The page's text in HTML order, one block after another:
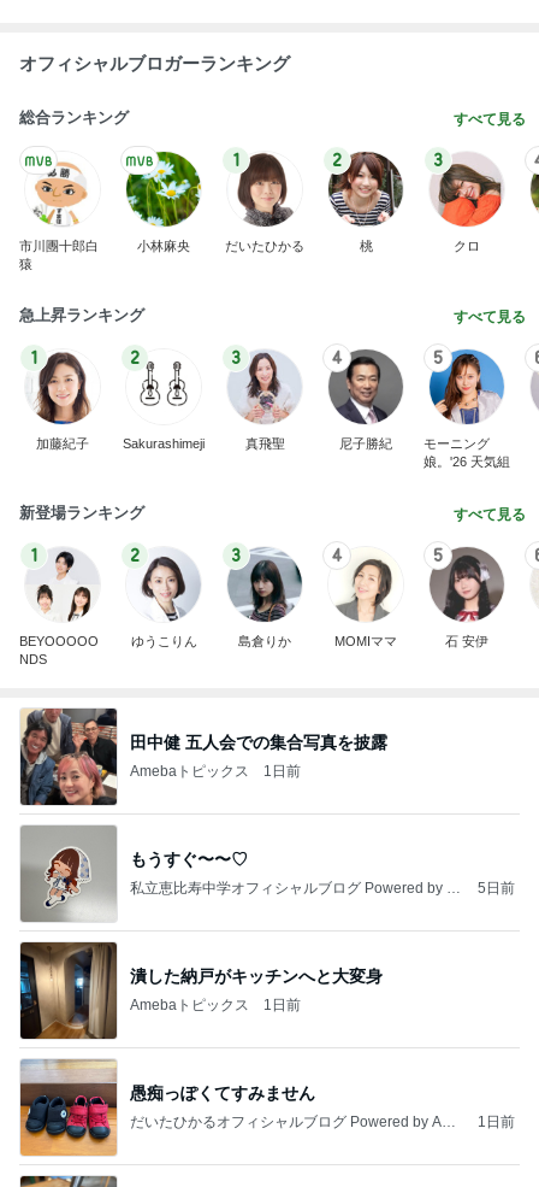
オフィシャルブロガーランキング
総合ランキング すべて見る
市川團十郎白
猿
小林麻央
1
だいたひかる
2
桃
3
クロ
急上昇ランキング すべて見る
1
加藤紀子
2
Sakurashimeji
3
真飛聖
4
尼子勝紀
5
モーニング
娘。'26 天気組
新登場ランキング すべて見る
1
BEYOOOOO
NDS
2
ゆうこりん
3
島倉りか
4
MOMIママ
5
石 安伊
田中健 五人会での集合写真を披露
Amebaトピックス 1日前
もうすぐ〜〜♡
私立恵比寿中学オフィシャルブログ Powered by A
5日前
潰した納戸がキッチンへと大変身
Amebaトピックス 1日前
愚痴っぽくてすみません
だいたひかるオフィシャルブログ Powered by Ame
1日前